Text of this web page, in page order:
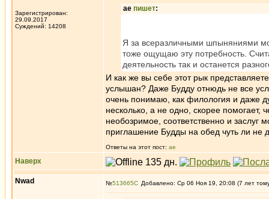
Зарегистрирован:
29.09.2017
Суждений: 14208
ae пишет:
Я за всеразличными шпыняниями
тоже ощущаю эту потребность.
деятельность так и останется
И как же вы себе этот рык
услышан? Даже Будду отнюдь не все
очень понимаю, как филология и даже
несколько, а не одно, скорее
необозримое, соответственно и
приглашение Будды на обед чуть ли не
Ответы на этот пост: ae
Наверх
Nwad №513665 Добавлено: Ср 06 Ноя 19, 20:08 (7 лет